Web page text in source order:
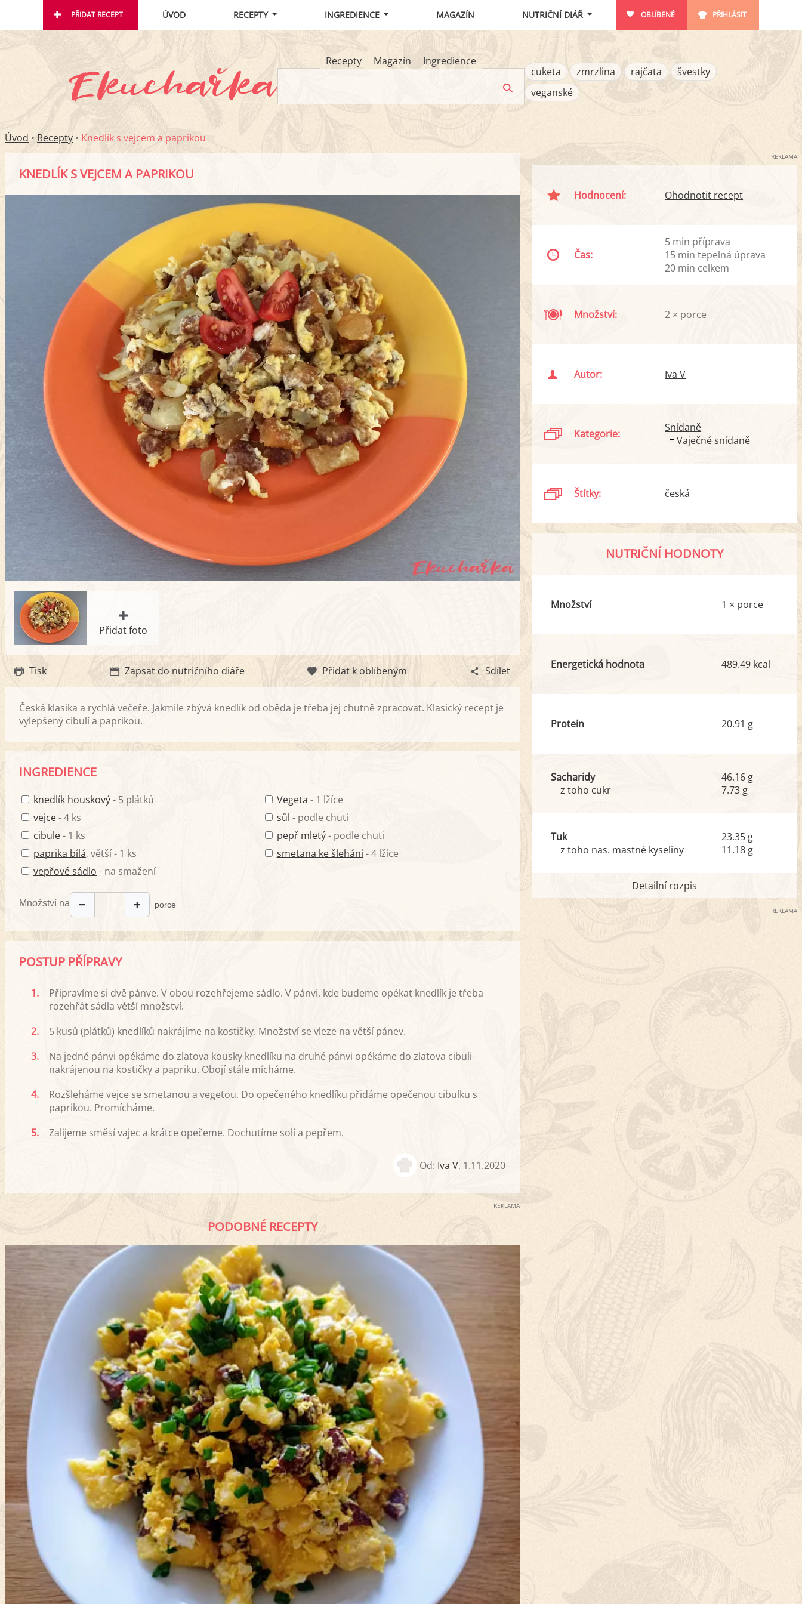
PŘIDAT RECEPT ÚVOD RECEPTY INGREDIENCE MAGAZÍN NUTRIČNÍ DIÁŘ OBLÍBENÉ PŘIHLÁSIT
Recepty Magazín
Ingredience
cuketa
zmrzlina rajčata
švestky
veganské
Úvod • Recepty • Knedlík s vejcem a paprikou
KNEDLÍK S VEJCEM A PAPRIKOU
Přidat foto
Tisk Zapsat do nutričního diáře Přidat k oblíbeným Sdílet
Česká klasika a rychlá večeře. Jakmile zbývá knedlík od oběda je třeba jej chutně zpracovat. Klasický recept je
vylepšený cibulí a paprikou.
INGREDIENCE
knedlík houskový- 5 plátků
vejce- 4 ks
cibule- 1 ks
paprika bílá, větší - 1 ks
vepřové sádlo - na smažení
Vegeta - 1 lžíce
sůl - podle chuti
pepř mletý- podle chuti
smetana ke šlehání- 4 lžíce
Množství na − + porce
POSTUP PŘÍPRAVY
1.
Připravíme si dvě pánve. V obou rozehřejeme sádlo. V pánvi, kde budeme opékat knedlík je třeba
rozehřát sádla větší množství.
2.
5 kusů (plátků) knedlíků nakrájíme na kostičky. Množství se vleze na větší pánev.
3.
Na jedné pánvi opékáme do zlatova kousky knedlíku na druhé pánvi opékáme do zlatova cibuli
nakrájenou na kostičky a papriku. Obojí stále mícháme.
4.
Rozšleháme vejce se smetanou a vegetou. Do opečeného knedlíku přidáme opečenou cibulku s
paprikou. Promícháme.
5.
Zalijeme směsí vajec a krátce opečeme. Dochutíme solí a pepřem.
Od: Iva V, 1.11.2020
REKLAMA
PODOBNÉ RECEPTY
REKLAMA
Hodnocení: Ohodnotit recept
Čas:
5 min příprava
15 min tepelná úprava
20 min celkem
Množství: 2 × porce
Autor: Iva V
Kategorie:
Snídaně
Vaječné snídaně
Štítky: česká
NUTRIČNÍ HODNOTY
Množství 1 × porce
Energetická hodnota 489.49 kcal
Protein 20.91 g
Sacharidy
z toho cukr
46.16 g
7.73 g
Tuk
z toho nas. mastné kyseliny
23.35 g
11.18 g
Detailní rozpis
REKLAMA